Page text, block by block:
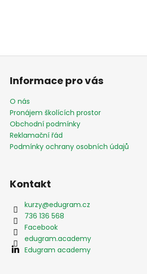
Z
Informace pro vás
O nás
Pronájem školících prostor
Obchodní podmínky
Reklamační řád
Podmínky ochrany osobních údajů
Kontakt
kurzy@edugram.cz
736 136 568
Facebook
edugram.academy
Edugram academy